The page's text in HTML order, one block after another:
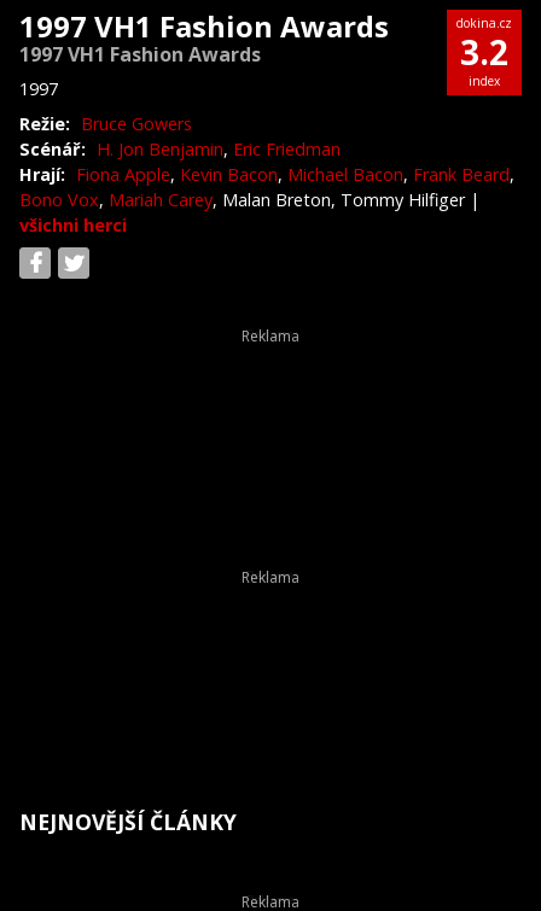
1997 VH1 Fashion Awards
1997 VH1 Fashion Awards
1997
dokina.cz
3.2
index
Režie: Bruce Gowers
Scénář: H. Jon Benjamin, Eric Friedman
Hrají: Fiona Apple, Kevin Bacon, Michael Bacon, Frank Beard,
Bono Vox, Mariah Carey, Malan Breton, Tommy Hilfiger |
všichni herci
NEJNOVĚJŠÍ ČLÁNKY